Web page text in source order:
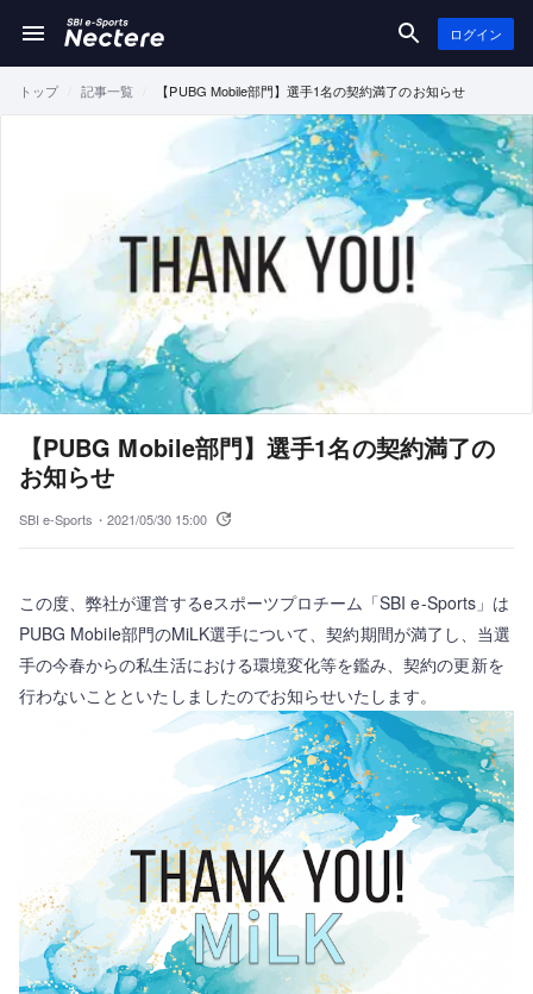
ログイン
トップ 記事一覧 【PUBG Mobile部門】選手1名の契約満了のお知らせ
【PUBG Mobile部門】選手1名の契約満了の
お知らせ
SBI e-Sports・ 2021/05/30 15:00
この度、弊社が運営するeスポーツプロチーム「SBI e-Sports」は
PUBG Mobile部門のMiLK選手について、契約期間が満了し、当選
手の今春からの私生活における環境変化等を鑑み、契約の更新を
行わないことといたしましたのでお知らせいたします。